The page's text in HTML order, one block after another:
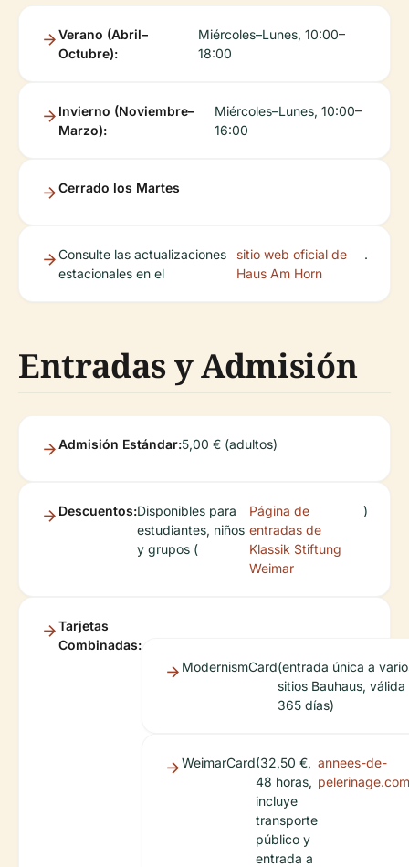
Verano (Abril–
Octubre):
Miércoles–Lunes, 10:00–
18:00
Invierno (Noviembre–
Marzo):
Miércoles–Lunes, 10:00–
16:00
Cerrado los Martes
Consulte las actualizaciones
estacionales en el
sitio web oficial de
Haus Am Horn
.
Entradas y Admisión
Admisión Estándar:5,00 € (adultos)
Descuentos:Disponibles para
estudiantes, niños
y grupos (
Página de
entradas de
Klassik Stiftung
Weimar
)
Tarjetas
Combinadas:
ModernismCard(entrada única a
sitios Bauhaus, válida
365 días)
WeimarCard(32,50 €,
48 horas,
incluye
transporte
público y
entrada a
annees-de-
pelerinage.com